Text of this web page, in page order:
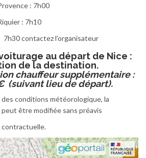
: 7h00
: 7h10
7h30 contactez l’organisateur
au départ de Nice :
de la destination.
chauffeur supplémentaire :
(suivant lieu de départ).
conditions météorologique, la
être modifiée sans préavis